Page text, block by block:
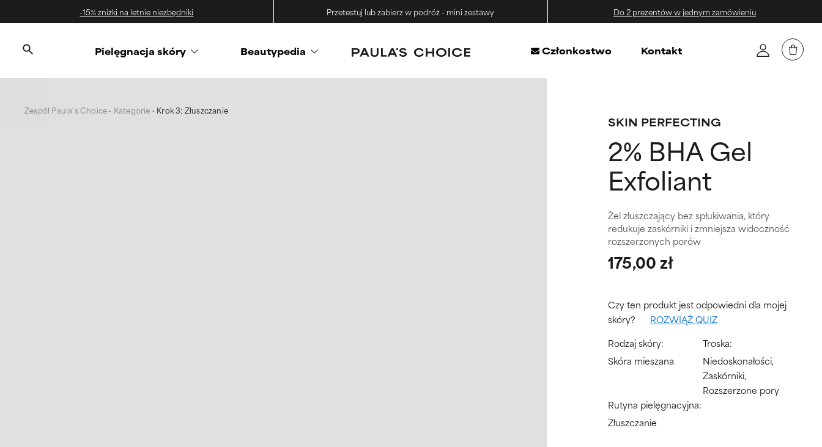
-15% zniżki na letnie niezbędniki Przetestuj lub zabierz w podróż - mini zestawy Do 2 prezentów w jednym zamówieniu
‌Pielęgnacja skóry Beautypedia Członkostwo Kontakt
Zespół Paula's Choice Kategorie Krok 3: Złuszczanie
SKIN PERFECTING
2% BHA Gel
Exfoliant
Żel złuszczający bez spłukiwania, który
redukuje zaskórniki i zmniejsza widoczność
rozszerzonych porów
175,00 zł
Czy ten produkt jest odpowiedni dla mojej
skóry?
ROZWIĄŻ QUIZ
Rodzaj skóry:
Skóra mieszana
Troska:
Niedoskonałości,
Zaskórniki,
Rozszerzone pory
Rutyna pielęgnacyjna:
Złuszczanie